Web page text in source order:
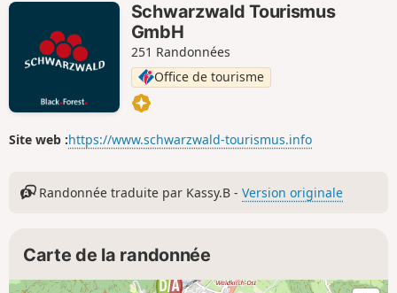
Schwarzwald Tourismus
GmbH
251 Randonnées
Office de tourisme
Site web :https://www.schwarzwald-tourismus.info
Randonnée traduite par Kassy.B -Version originale
Carte de la randonnée